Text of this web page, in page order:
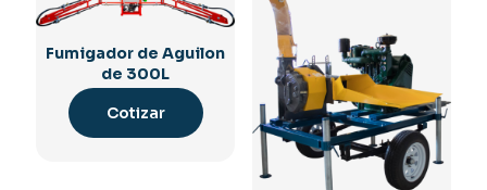
Fumigador de Aguilon
de 300L
Cotizar